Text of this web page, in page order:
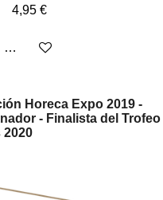
4,95 €
Añadir al carrito
Horeca Expo 2019 -
- Finalista del Trofeo